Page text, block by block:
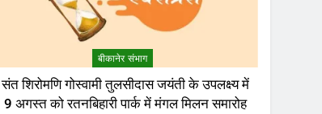
बीकानेर संभाग
संत शिरोमणि गोस्वामी तुलसीदास जयंती के उपलक्ष्य में
9 अगस्त को रतनबिहारी पार्क में मंगल मिलन समारोह